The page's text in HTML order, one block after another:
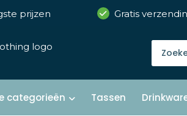
prijzen Gratis
categorieën Tassen